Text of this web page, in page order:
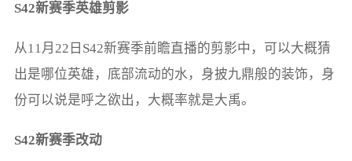
S42新赛季英雄剪影
从11月22日S42新赛季前瞻直播的剪影中，可以大概猜
出是哪位英雄，底部流动的水，身披九鼎般的装饰，身
份可以说是呼之欲出，大概率就是大禹。
S42新赛季改动